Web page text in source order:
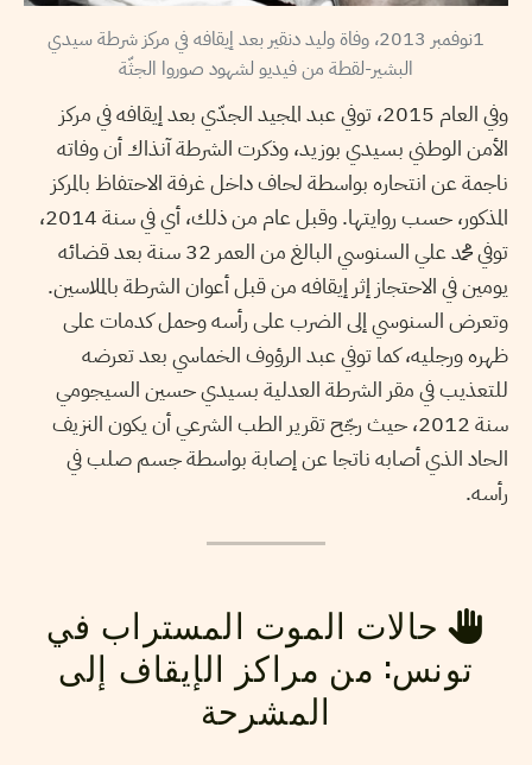
1نوفمبر 2013، وفاة وليد دنقير بعد إيقافه في مركز شرطة سيدي
البشير-لقطة من فيديو لشهود صوروا الجثّة
وفي العام 2015، توفي عبد المجيد الجدّي بعد إيقافه في مركز
الأمن الوطني بسيدي بوزيد، وذكرت الشرطة آنذاك أن وفاته
ناجمة عن انتحاره بواسطة لحاف داخل غرفة الاحتفاظ بالمركز
المذكور، حسب روايتها. وقبل عام من ذلك، أي في سنة 2014،
توفي محمد علي السنوسي البالغ من العمر 32 سنة بعد قضائه
يومين في الاحتجاز إثر إيقافه من قبل أعوان الشرطة بالملاسين.
وتعرض السنوسي إلى الضرب على رأسه وحمل كدمات على
ظهره ورجليه، كما توفي عبد الرؤوف الخماسي بعد تعرضه
للتعذيب في مقر الشرطة العدلية بسيدي حسين السيجومي
سنة 2012، حيث رجّح تقرير الطب الشرعي أن يكون النزيف
الحاد الذي أصابه ناتجا عن إصابة بواسطة جسم صلب في
رأسه.
حالات الموت المستراب في
تونس: من مراكز الإيقاف إلى
المشرحة